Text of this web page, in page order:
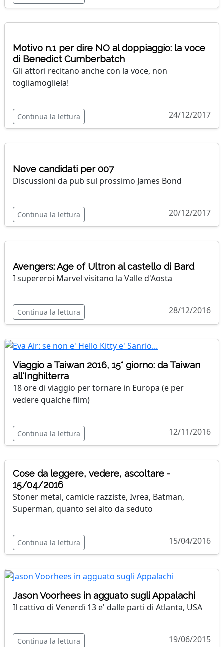
Motivo n.1 per dire NO al doppiaggio: la voce
di Benedict Cumberbatch
Gli attori recitano anche con la voce, non
togliamogliela!
Continua la lettura 24/12/2017
Nove candidati per 007
Discussioni da pub sul prossimo James Bond
Continua la lettura 20/12/2017
Avengers: Age of Ultron al castello di Bard
I supereroi Marvel visitano la Valle d'Aosta
Continua la lettura 28/12/2016
Viaggio a Taiwan 2016, 15° giorno: da Taiwan
all'Inghilterra
18 ore di viaggio per tornare in Europa (e per
vedere qualche film)
Continua la lettura 12/11/2016
Cose da leggere, vedere, ascoltare -
15/04/2016
Stoner metal, camicie razziste, Ivrea, Batman,
Superman, quanto sei alto da seduto
Continua la lettura 15/04/2016
Jason Voorhees in agguato sugli Appalachi
Il cattivo di Venerdì 13 e' dalle parti di Atlanta, USA
Continua la lettura 19/06/2015